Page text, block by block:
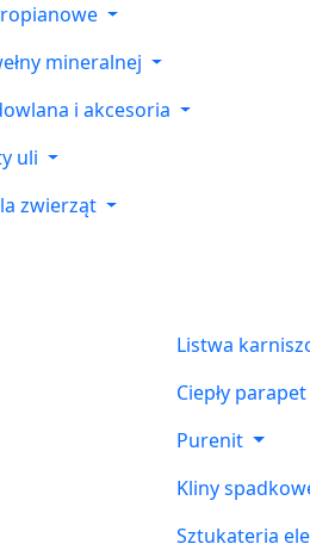
mineralnej
i akcesoria
uli
zwierząt
Listwa
Ciepły parapet
Purenit
Kliny
Sztukateria